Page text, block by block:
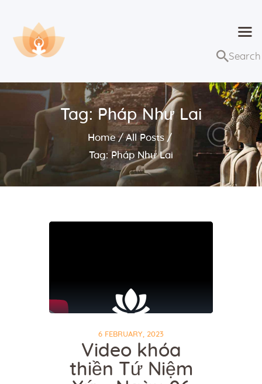
Tag: Pháp Như Lai
Home
All Posts
Tag: Pháp Như Lai
Trang chủ
Bài giảng
Lớp học và sự kiện
Về Dhammaduta
6 FEBRUARY, 2023
Video khóa
thiền Tứ Niệm